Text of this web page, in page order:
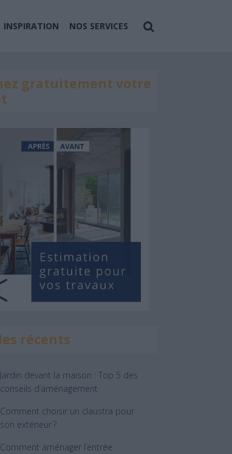
INSPIRATION NOS SERVICES
gratuitement votre
récents
Jardin devant la maison : Top 5 des
conseils d’aménagement
Comment choisir un claustra pour
son extérieur ?
Comment aménager l’entrée